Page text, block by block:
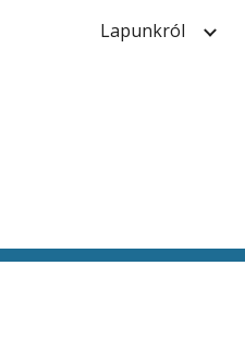
Lapunkról